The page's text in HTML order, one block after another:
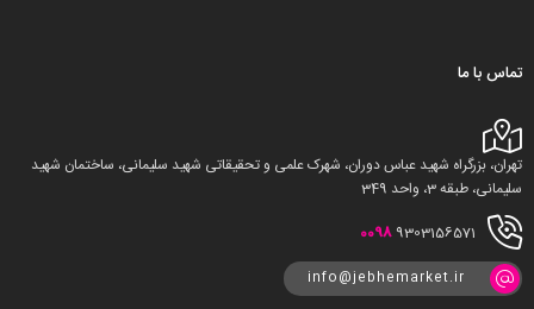
تماس با ما
تهران، بزرگراه شهید عباس دوران، شهرک علمی و تحقیقاتی شهید سلیمانی، ساختمان شهید
سلیمانی، طبقه 3، واحد 349
0098 9303156571
info@jebhemarket.ir